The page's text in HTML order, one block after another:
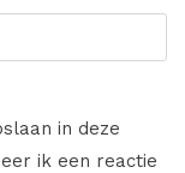
in deze
ik een reactie